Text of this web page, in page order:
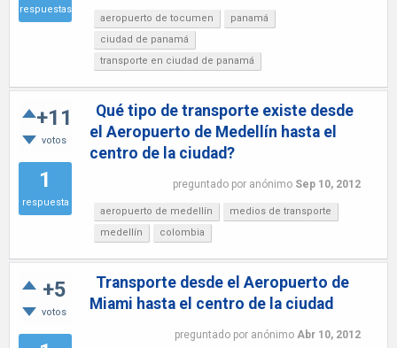
respuestas
aeropuerto de tocumen
panamá
ciudad de panamá
transporte en ciudad de panamá
+11
votos
1
respuesta
Qué tipo de transporte existe desde
el Aeropuerto de Medellín hasta el
centro de la ciudad?
preguntado por anónimo Sep 10, 2012
aeropuerto de medellín
medios de transporte
medellín
colombia
+5
votos
Transporte desde el Aeropuerto de
Miami hasta el centro de la ciudad
preguntado por anónimo Abr 10, 2012